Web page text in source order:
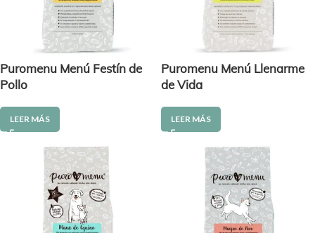
Puromenu Menú Festín de
Pollo
LEER MÁS
Puromenu Menú Llenarme
de Vida
LEER MÁS